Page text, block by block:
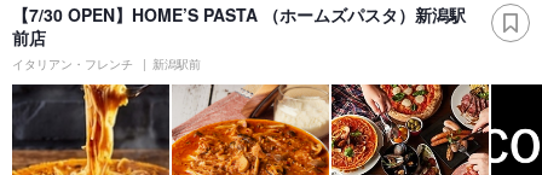
【7/30 OPEN】HOME’S PASTA （ホームズパスタ）新潟駅
前店
イタリアン・フレンチ 新潟駅前